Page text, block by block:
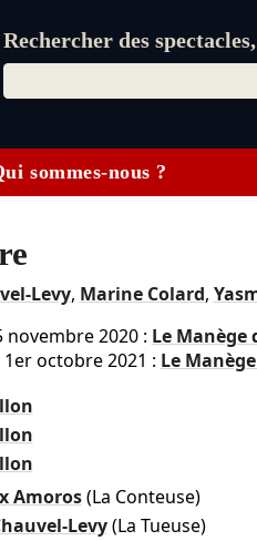
Rechercher des
sommes-nous ?
Levy, Marine Colard,
novembre 2020: Le Manège
octobre 2021 : Le
Amoros (La Conteuse)
Levy (La Tueuse)